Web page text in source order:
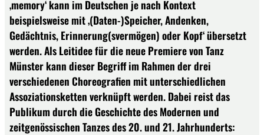
‚memory‘ kann im Deutschen je nach Kontext
beispielsweise mit ‚(Daten-)Speicher, Andenken,
Gedächtnis, Erinnerung(svermögen) oder Kopf‘ übersetzt
werden. Als Leitidee für die neue Premiere von Tanz
Münster kann dieser Begriff im Rahmen der drei
verschiedenen Choreografien mit unterschiedlichen
Assoziationsketten verknüpft werden. Dabei reist das
Publikum durch die Geschichte des Modernen und
zeitgenössischen Tanzes des 20. und 21. Jahrhunderts: